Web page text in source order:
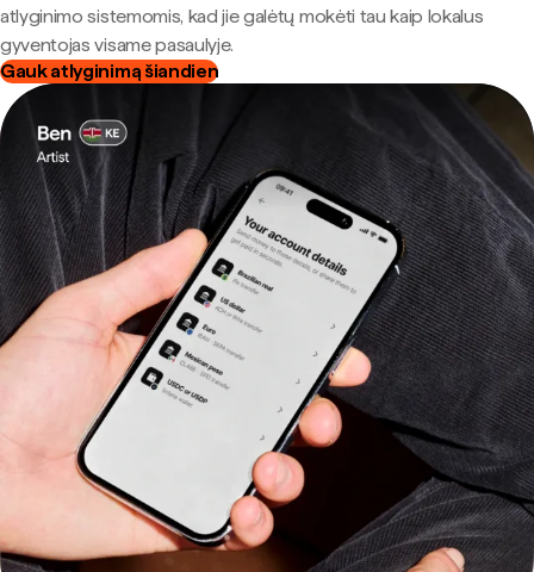
atlyginimo sistemomis, kad jie galėtų mokėti tau kaip lokalus
gyventojas visame pasaulyje.
Gauk atlyginimą šiandien